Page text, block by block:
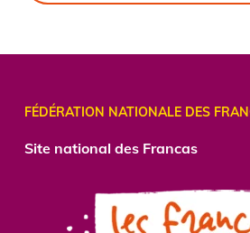
FÉDÉRATION NATIONALE DES
Site national des Francas